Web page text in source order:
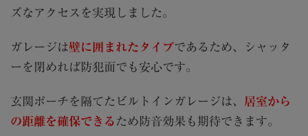
ズなアクセスを実現しました。
ガレージは壁に囲まれたタイプであるため、シャッタ
ーを閉めれば防犯面でも安心です。
玄関ポーチを隔てたビルトインガレージは、 居室から
の距離を確保できる ため防音効果も期待できます。